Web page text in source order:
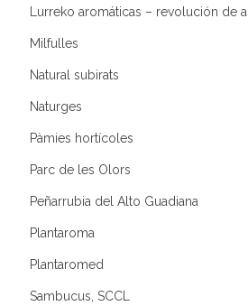
Lurreko aromáticas – revolución de
Milfulles
Natural subirats
Naturges
Pàmies hortícoles
Parc de les Olors
Peñarrubia del Alto Guadiana
Plantaroma
Plantaromed
Sambucus, SCCL